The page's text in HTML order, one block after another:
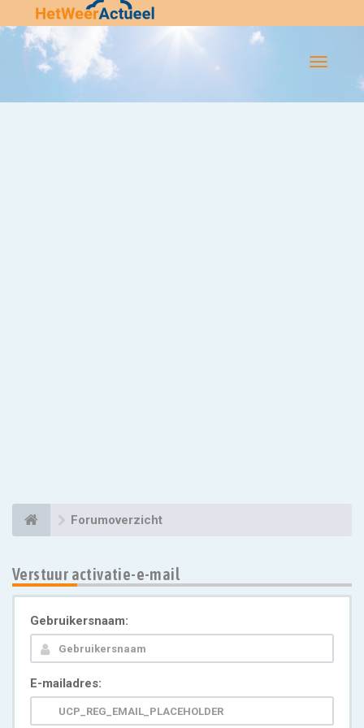
Flip-
Forumoverzicht
Verstuur activatie-e-mail
Gebruikersnaam:
E-mailadres: